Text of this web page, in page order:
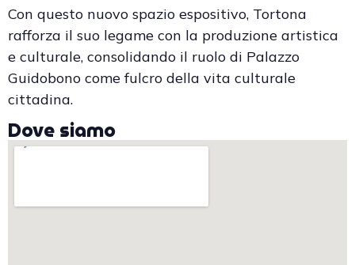
Con questo nuovo spazio espositivo, Tortona
rafforza il suo legame con la produzione artistica
e culturale, consolidando il ruolo di Palazzo
Guidobono come fulcro della vita culturale
cittadina.
Dove siamo